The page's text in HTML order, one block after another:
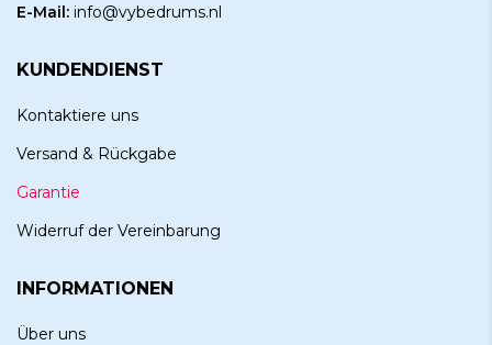
E-Mail: info@vybedrums.nl
KUNDENDIENST
Kontaktiere uns
Versand & Rückgabe
Garantie
Widerruf der Vereinbarung
INFORMATIONEN
Über uns